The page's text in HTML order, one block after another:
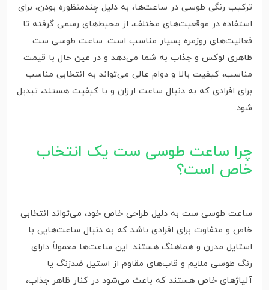
ترکیب رنگی طوسی در ساعت‌ها، به دلیل چندمنظوره بودن، برای
استفاده در موقعیت‌های مختلف، از محیط‌های رسمی گرفته تا
فعالیت‌های روزمره بسیار مناسب است. ساعت طوسی ست
ظاهری لوکس و جذاب به شما می‌دهد و در عین حال با قیمت
مناسب، کیفیت بالا و دوام عالی می‌تواند به انتخابی مناسب
برای افرادی که به دنبال ساعت ارزان و با کیفیت هستند، تبدیل
شود.
چرا ساعت طوسی ست یک انتخاب
خاص است؟
ساعت طوسی ست به دلیل طراحی خاص خود، می‌تواند انتخابی
خاص و متفاوت برای افرادی باشد که به دنبال ساعت‌هایی با
استایل مدرن و هماهنگ هستند. این ساعت‌ها معمولاً دارای
رنگ طوسی ملایم و قاب‌های مقاوم از استیل ضدزنگ یا
آلیاژهای خاص هستند که باعث می‌شود در کنار ظاهر جذاب،